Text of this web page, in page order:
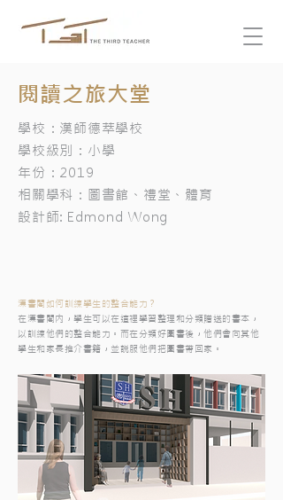
閱讀之旅大堂
學校：漢師德萃學校
學校級別：小學
年份：2019
相關學科：圖書館、禮堂、體育
設計師: Edmond Wong
漂書閣如何訓練學生的整合能力？
在漂書閣内，學生可以在這裡學習整理和分類贈送的書本，
以訓練他們的整合能力。而在分類好圖書後，他們會向其他
學生和家長推介書籍，並説服他們把圖書帶回家。